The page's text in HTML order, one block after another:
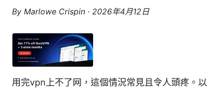
By Marlowe Crispin · 2026年4月12日
用完vpn上不了网，這個情況常見且令人頭疼。以